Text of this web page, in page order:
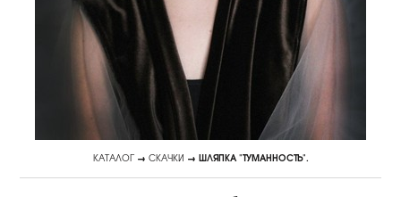
КАТАЛОГ→ СКАЧКИ → ШЛЯПКА "ТУМАННОСТЬ".